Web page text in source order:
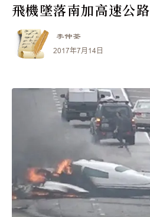
飛機墜落南加高速公路
李仲荃
2017年7月14日